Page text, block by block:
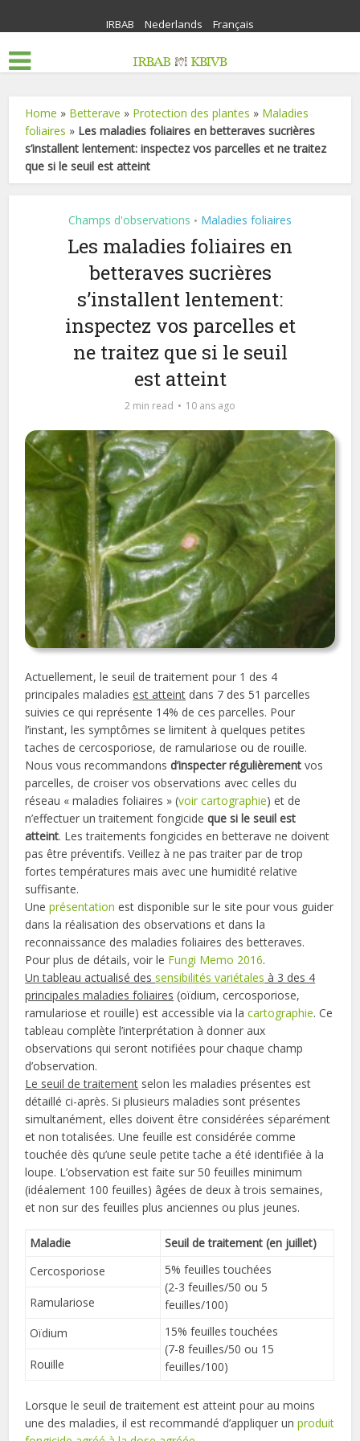
IRBAB Nederlands Français
Home » Betterave » Protection des plantes » Maladies
foliaires » Les maladies foliaires en betteraves sucrières
s’installent lentement: inspectez vos parcelles et ne traitez
que si le seuil est atteint
Champs d'observations • Maladies foliaires
Les maladies foliaires en
betteraves sucrières
s’installent lentement:
inspectez vos parcelles et
ne traitez que si le seuil
est atteint
2 min read 10 ans ago
Actuellement, le seuil de traitement pour 1 des 4
principales maladiesest atteint dans 7 des 51 parcelles
suivies ce qui représente 14% de ces parcelles. Pour
l’instant, les symptômes se limitent à quelques petites
taches de cercosporiose, de ramulariose ou de rouille.
Nous vous recommandonsd’inspecter régulièrement vos
parcelles, de croiser vos observations avec celles du
réseau « maladies foliaires » (voir cartographie) et de
n’effectuer un traitement fongicideque si le seuil est
atteint. Les traitements fongicides en betterave ne doivent
pas être préventifs. Veillez à ne pas traiter par de trop
fortes températures mais avec une humidité relative
suffisante.
Uneprésentation est disponible sur le site pour vous guider
dans la réalisation des observations et dans la
reconnaissance des maladies foliaires des betteraves.
Pour plus de détails, voir le Fungi Memo 2016.
Un tableau actualisé des sensibilités variétales à 3 des 4
principales maladies foliaires (oïdium, cercosporiose,
ramulariose et rouille) est accessible via lacartographie. Ce
tableau complète l’interprétation à donner aux
observations qui seront notifiées pour chaque champ
d’observation.
Le seuil de traitement selon les maladies présentes est
détaillé ci-après. Si plusieurs maladies sont présentes
simultanément, elles doivent être considérées séparément
et non totalisées. Une feuille est considérée comme
touchée dès qu’une seule petite tache a été identifiée à la
loupe. L’observation est faite sur 50 feuilles minimum
(idéalement 100 feuilles) âgées de deux à trois semaines,
et non sur des feuilles plus anciennes ou plus jeunes.
Maladie
Seuil de traitement (en juillet)
Cercosporiose
5% feuilles touchées
(2-3 feuilles/50 ou 5
feuilles/100)
Ramulariose
Oïdium
15% feuilles touchées
(7-8 feuilles/50 ou 15
feuilles/100)
Rouille
Lorsque le seuil de traitement est atteint pour au moins
une des maladies, il est recommandé d’appliquer unproduit